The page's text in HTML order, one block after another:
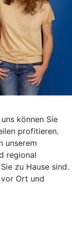
können Sie
profitieren.
unserem
regional
zu Hause sind.
Ort und